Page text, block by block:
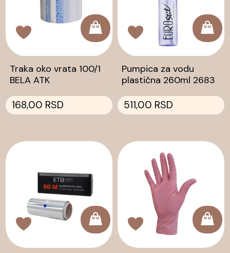
Traka oko vrata 100/1
BELA ATK
168,00 RSD
Pumpica za vodu
plastična 260ml 2683
511,00 RSD